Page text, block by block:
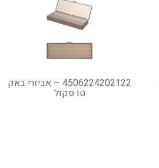
4506224202122 – אביזרי באק
טו סקול